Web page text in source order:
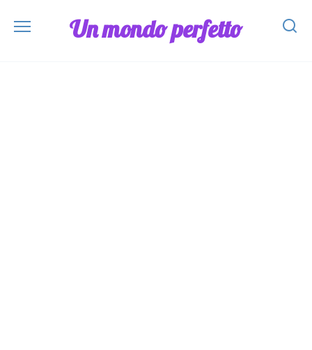
Un mondo perfetto